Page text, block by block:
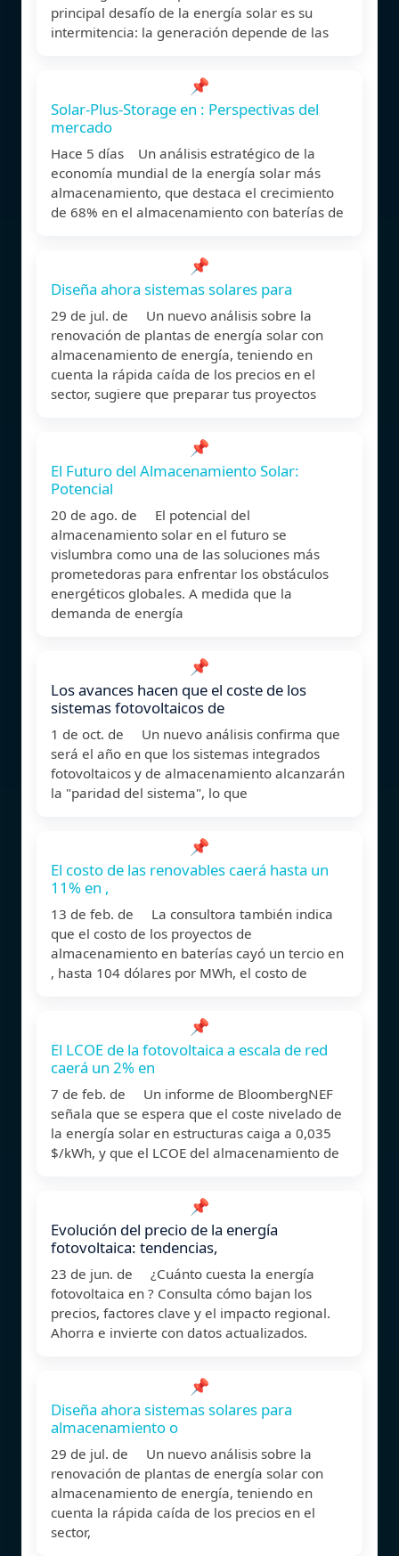
principal desafío de la energía solar es su
intermitencia: la generación depende de las
📌
Solar-Plus-Storage en : Perspectivas del
mercado
Hace 5 días Un análisis estratégico de la
economía mundial de la energía solar más
almacenamiento, que destaca el crecimiento
de 68% en el almacenamiento con baterías de
📌
Diseña ahora sistemas solares para
29 de jul. de Un nuevo análisis sobre la
renovación de plantas de energía solar con
almacenamiento de energía, teniendo en
cuenta la rápida caída de los precios en el
sector, sugiere que preparar tus proyectos
📌
El Futuro del Almacenamiento Solar:
Potencial
20 de ago. de El potencial del
almacenamiento solar en el futuro se
vislumbra como una de las soluciones más
prometedoras para enfrentar los obstáculos
energéticos globales. A medida que la
demanda de energía
📌
Los avances hacen que el coste de los
sistemas fotovoltaicos de
1 de oct. de Un nuevo análisis confirma que
será el año en que los sistemas integrados
fotovoltaicos y de almacenamiento alcanzarán
la "paridad del sistema", lo que
📌
El costo de las renovables caerá hasta un
11% en ,
13 de feb. de La consultora también indica
que el costo de los proyectos de
almacenamiento en baterías cayó un tercio en
, hasta 104 dólares por MWh, el costo de
📌
El LCOE de la fotovoltaica a escala de red
caerá un 2% en
7 de feb. de Un informe de BloombergNEF
señala que se espera que el coste nivelado de
la energía solar en estructuras caiga a 0,035
$/kWh, y que el LCOE del almacenamiento de
📌
Evolución del precio de la energía
fotovoltaica: tendencias,
23 de jun. de ¿Cuánto cuesta la energía
fotovoltaica en ? Consulta cómo bajan los
precios, factores clave y el impacto regional.
Ahorra e invierte con datos actualizados.
📌
Diseña ahora sistemas solares para
almacenamiento o
29 de jul. de Un nuevo análisis sobre la
renovación de plantas de energía solar con
almacenamiento de energía, teniendo en
cuenta la rápida caída de los precios en el
sector,